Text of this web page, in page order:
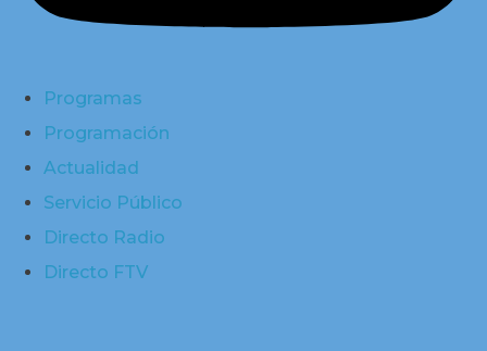
Programas
Programación
Actualidad
Servicio Público
Directo Radio
Directo FTV